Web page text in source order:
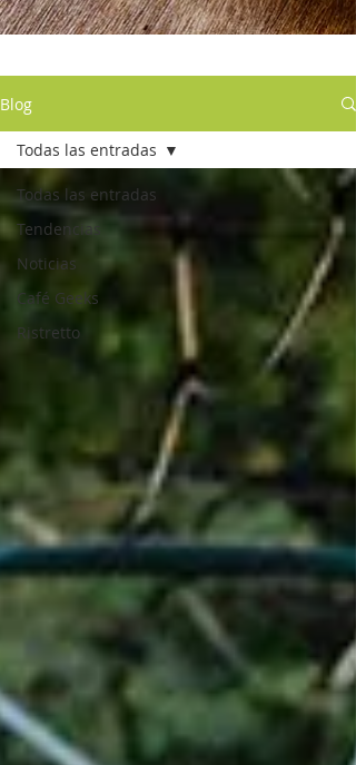
Blog
Todas las entradas
Tendencias
Noticias
Café Geeks
Ristretto
Todas las entradas